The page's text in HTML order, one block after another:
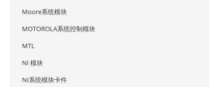
Moore系统模块
MOTOROLA系统控制模块
MTL
NI 模块
NI系统模块卡件